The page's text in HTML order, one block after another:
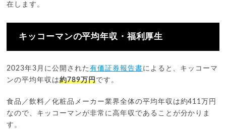
在します。
キッコーマンの平均年収・福利厚生
2023年3月に公開された 有価証券報告書によると、キッコーマ
ンの平均年収は約789万円です。
食品／飲料／化粧品メーカー業界全体の平均年収は約411万円
なので、キッコーマンが非常に高年収であることが分かりま
す。